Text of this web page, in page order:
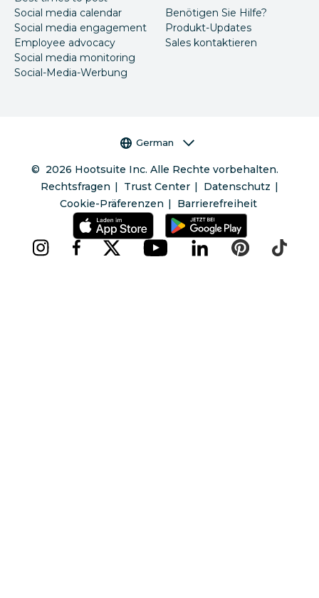
Social media calendar
Social media engagement
Employee advocacy
Social media monitoring
Social-Media-Werbung
Benötigen Sie Hilfe?
Produkt-Updates
Sales kontaktieren
Sprachauswahl
German
© 2026 Hootsuite Inc. Alle Rechte vorbehalten.
Rechtsfragen
Trust Center
Datenschutz
Cookie-Präferenzen
Barrierefreiheit